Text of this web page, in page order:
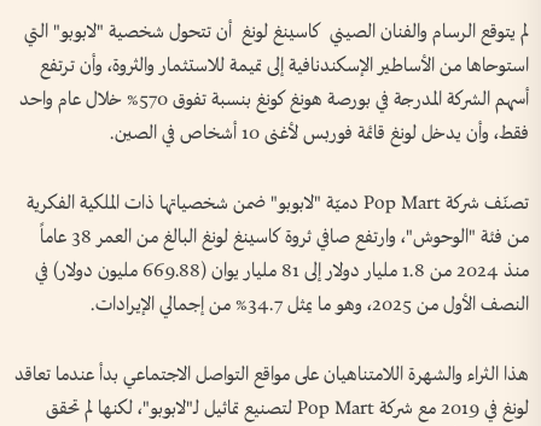
لم يتوقع الرسام والفنان الصيني كاسينغ لونغ أن تتحول شخصية "لابوبو" التي
استوحاها من الأساطير الإسكندنافية إلى تميمة للاستثمار والثروة، وأن ترتفع
أسهم الشركة المدرجة في بورصة هونغ كونغ بنسبة تفوق 570% خلال عام واحد
فقط، وأن يدخل لونغ قائمة فوربس لأغنى 10 أشخاص في الصين.
تصنّف شركة Pop Mart دميّة "لابوبو" ضمن شخصياتها ذات الملكية الفكرية
من فئة "الوحوش"، وارتفع صافي ثروة كاسينغ لونغ البالغ من العمر 38 عاماً
منذ 2024 من 1.8 مليار دولار إلى 81 مليار يوان (669.88 مليون دولار) في
النصف الأول من 2025، وهو ما يمثل 34.7% من إجمالي الإيرادات.
هذا الثراء والشهرة اللامتناهيان على مواقع التواصل الاجتماعي بدأ عندما تعاقد
لونغ في 2019 مع شركة Pop Mart لتصنيع تماثيل لـ"لابوبو"، لكنها لم تحقق